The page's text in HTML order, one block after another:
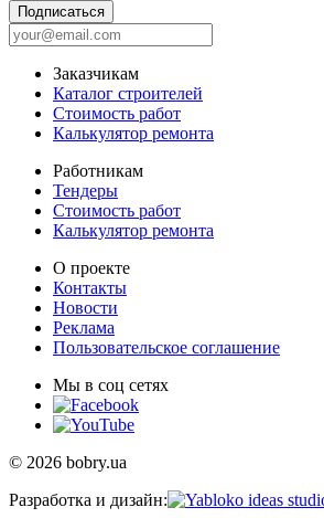
Подписаться
Заказчикам
Каталог строителей
Стоимость работ
Калькулятор ремонта
Работникам
Тендеры
Стоимость работ
Калькулятор ремонта
О проекте
Контакты
Новости
Реклама
Пользовательское соглашение
Мы в соц сетях
© 2026 bobry.ua
Разработка и дизайн: